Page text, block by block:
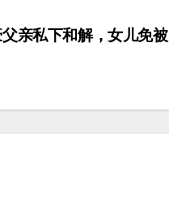
亲私下和解，女儿免被